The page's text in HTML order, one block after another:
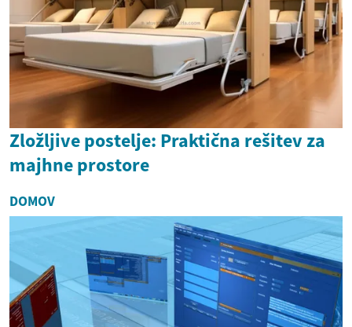
Zložljive postelje: Praktična rešitev za
majhne prostore
DOMOV